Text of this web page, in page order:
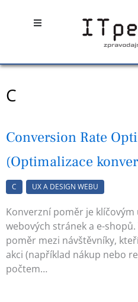
Open
C
Conversion Rate
(Optimalizace
C UX A DESIGN WEBU
Konverzní poměr je
webových stránek a e-
poměr mezi návštěvníky,
akci (například nákup nebo
počtem…